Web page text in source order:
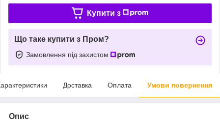
Купити з
Що таке купити з Пром?
Замовлення під захистом
Доставка Оплата Умови повернення
Опис